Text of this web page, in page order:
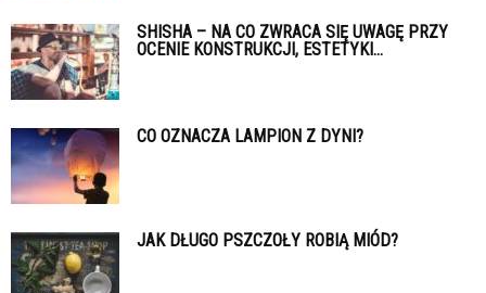
SHISHA – NA CO ZWRACA SIĘ UWAGĘ PRZY
OCENIE KONSTRUKCJI, ESTETYKI...
CO OZNACZA LAMPION Z DYNI?
JAK DŁUGO PSZCZOŁY ROBIĄ MIÓD?